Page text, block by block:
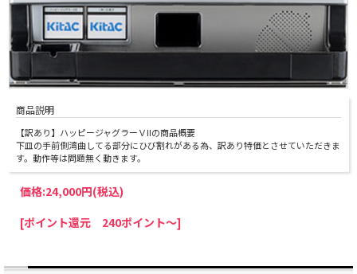
商品説明
【訳あり】ハッピージャグラーＶIIの商品概要
下皿の手前側湾曲してる部分にひび割れがある為、訳あり特価とさせていただきま
す。動作等は問題無く動きます。
価格:24,000円(税込)
[ポイント還元 240ポイント～]